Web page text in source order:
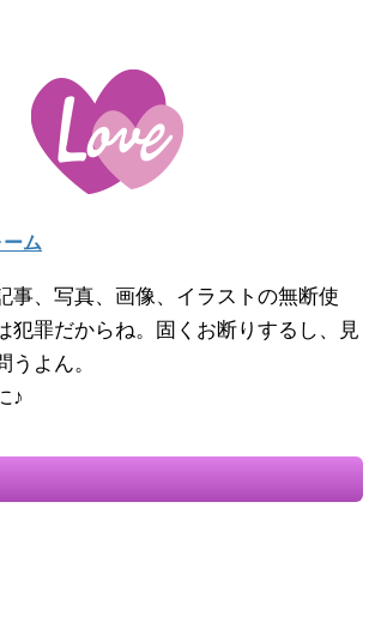
ーム
事、写真、画像、イラストの無断使
犯罪だからね。固くお断りするし、見
うよん。
♪